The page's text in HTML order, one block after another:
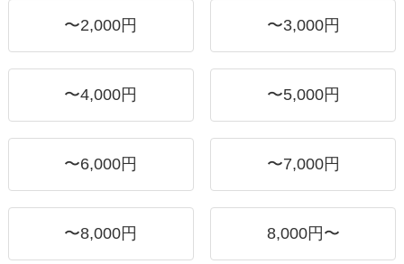
〜2,000円 〜3,000円
〜4,000円 〜5,000円
〜6,000円 〜7,000円
〜8,000円 8,000円〜